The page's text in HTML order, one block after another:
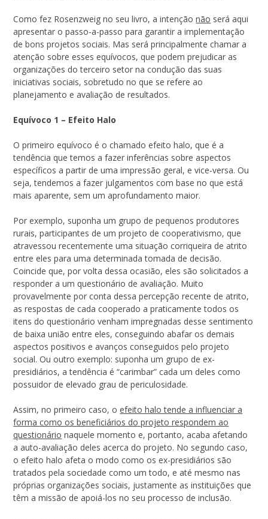
Como fez Rosenzweig no seu livro, a intençãonão será aqui
apresentar o passo-a-passo para garantir a implementação
de bons projetos sociais. Mas será principalmente chamar a
atenção sobre esses equívocos, que podem prejudicar as
organizações do terceiro setor na condução das suas
iniciativas sociais, sobretudo no que se refere ao
planejamento e avaliação de resultados.
Equívoco 1 – Efeito Halo
O primeiro equívoco é o chamado efeito halo, que é a
tendência que temos a fazer inferências sobre aspectos
específicos a partir de uma impressão geral, e vice-versa. Ou
seja, tendemos a fazer julgamentos com base no que está
mais aparente, sem um aprofundamento maior.
Por exemplo, suponha um grupo de pequenos produtores
rurais, participantes de um projeto de cooperativismo, que
atravessou recentemente uma situação corriqueira de atrito
entre eles para uma determinada tomada de decisão.
Coincide que, por volta dessa ocasião, eles são solicitados a
responder a um questionário de avaliação. Muito
provavelmente por conta dessa percepção recente de atrito,
as respostas de cada cooperado a praticamente todos os
itens do questionário venham impregnadas desse sentimento
de baixa união entre eles, conseguindo abafar os demais
aspectos positivos e avanços conseguidos pelo projeto
social. Ou outro exemplo: suponha um grupo de ex-
presidiários, a tendência é “carimbar” cada um deles como
possuidor de elevado grau de periculosidade.
Assim, no primeiro caso, oefeito halo tende a influenciar a
forma como os beneficiários do projeto respondem ao
questionário naquele momento e, portanto, acaba afetando
a auto-avaliação deles acerca do projeto. No segundo caso,
o efeito halo afeta o modo como os ex-presidiários são
tratados pela sociedade como um todo, e até mesmo nas
próprias organizações sociais, justamente as instituições que
têm a missão de apoiá-los no seu processo de inclusão.